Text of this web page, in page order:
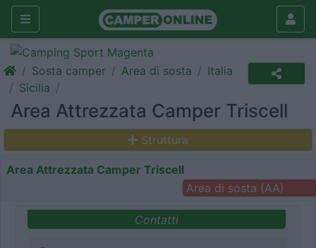
Sosta camper Area di sosta
Italia
Sicilia
Area Attrezzata Camper Triscell
Struttura
Area Attrezzata Camper Triscell
Area di sosta (AA)
Contatti